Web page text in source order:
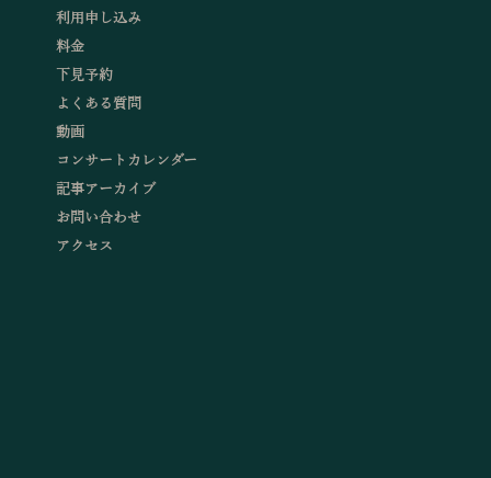
利用申し込み
料金
下見予約
よくある質問
動画
コンサートカレンダー
記事アーカイブ
お問い合わせ
アクセス